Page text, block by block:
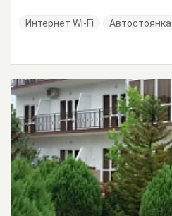
Интернет Wi-Fi Автостоянка